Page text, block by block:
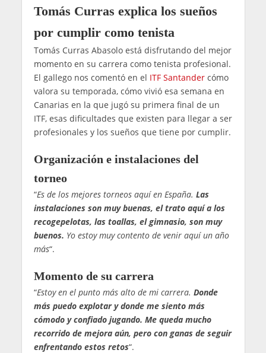
Tomás Curras explica los sueños
por cumplir como tenista
Tomás Curras Abasolo está disfrutando del mejor
momento en su carrera como tenista profesional.
El gallego nos comentó en el ITF Santandercómo
valora su temporada, cómo vivió esa semana en
Canarias en la que jugó su primera final de un
ITF, esas dificultades que existen para llegar a ser
profesionales y los sueños que tiene por cumplir.
Organización e instalaciones del
torneo
“Es de los mejores torneos aquí en España. Las
instalaciones son muy buenas, el trato aquí a los
recogepelotas, las toallas, el gimnasio, son muy
buenos. Yo estoy muy contento de venir aquí un año
más“.
Momento de su carrera
“Estoy en el punto más alto de mi carrera. Donde
más puedo explotar y donde me siento más
cómodo y confiado jugando. Me queda mucho
recorrido de mejora aún, pero con ganas de seguir
enfrentando estos retos“.